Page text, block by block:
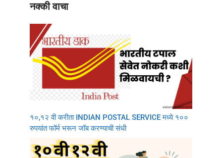
नक्की वाचा
१०,१२ वी करीता INDIAN POSTAL SERVICE मध्ये १००
रुपयांत फॉर्म भरून जॉब करण्याची संधी